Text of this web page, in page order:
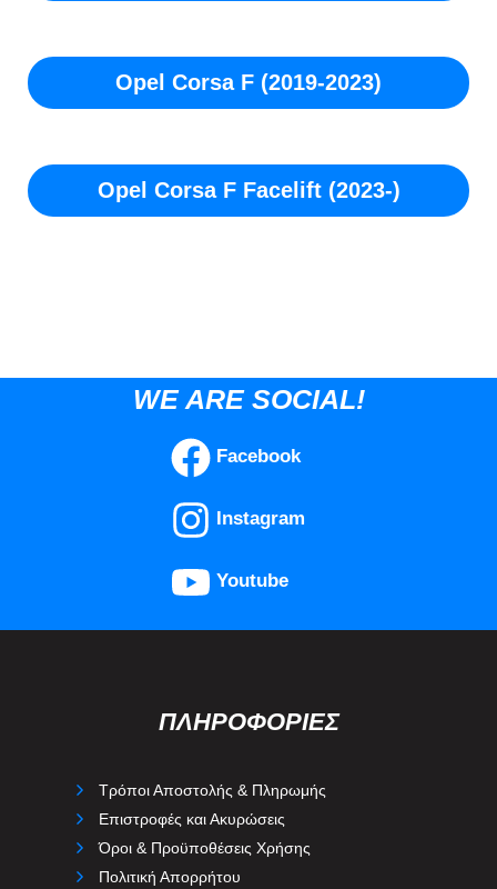
Opel Corsa F (2019-2023)
Opel Corsa F Facelift (2023-)
WE ARE SOCIAL!
Facebook
Instagram
Youtube
ΠΛΗΡΟΦΟΡΙΕΣ
Τρόποι Αποστολής & Πληρωμής
Επιστροφές και Ακυρώσεις
Όροι & Προϋποθέσεις Χρήσης
Πολιτική Απορρήτου